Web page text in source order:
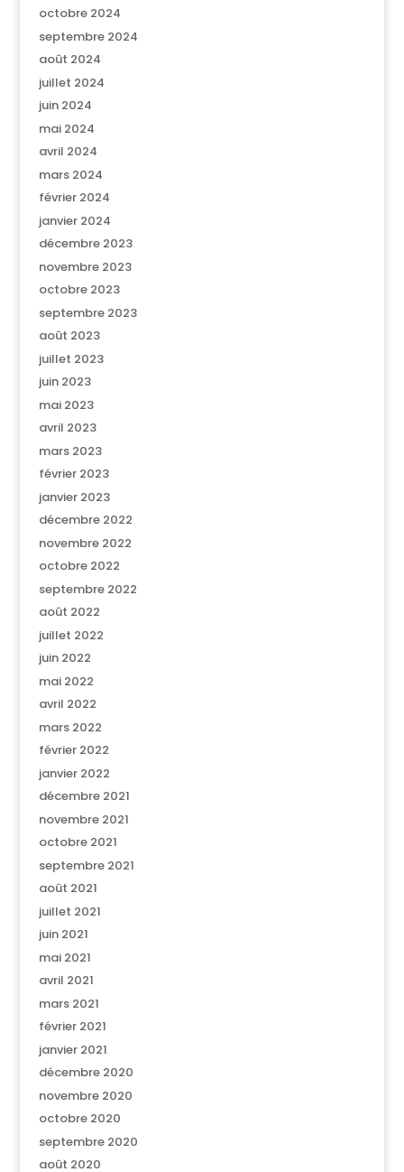
octobre 2024
septembre 2024
août 2024
juillet 2024
juin 2024
mai 2024
avril 2024
mars 2024
février 2024
janvier 2024
décembre 2023
novembre 2023
octobre 2023
septembre 2023
août 2023
juillet 2023
juin 2023
mai 2023
avril 2023
mars 2023
février 2023
janvier 2023
décembre 2022
novembre 2022
octobre 2022
septembre 2022
août 2022
juillet 2022
juin 2022
mai 2022
avril 2022
mars 2022
février 2022
janvier 2022
décembre 2021
novembre 2021
octobre 2021
septembre 2021
août 2021
juillet 2021
juin 2021
mai 2021
avril 2021
mars 2021
février 2021
janvier 2021
décembre 2020
novembre 2020
octobre 2020
septembre 2020
août 2020